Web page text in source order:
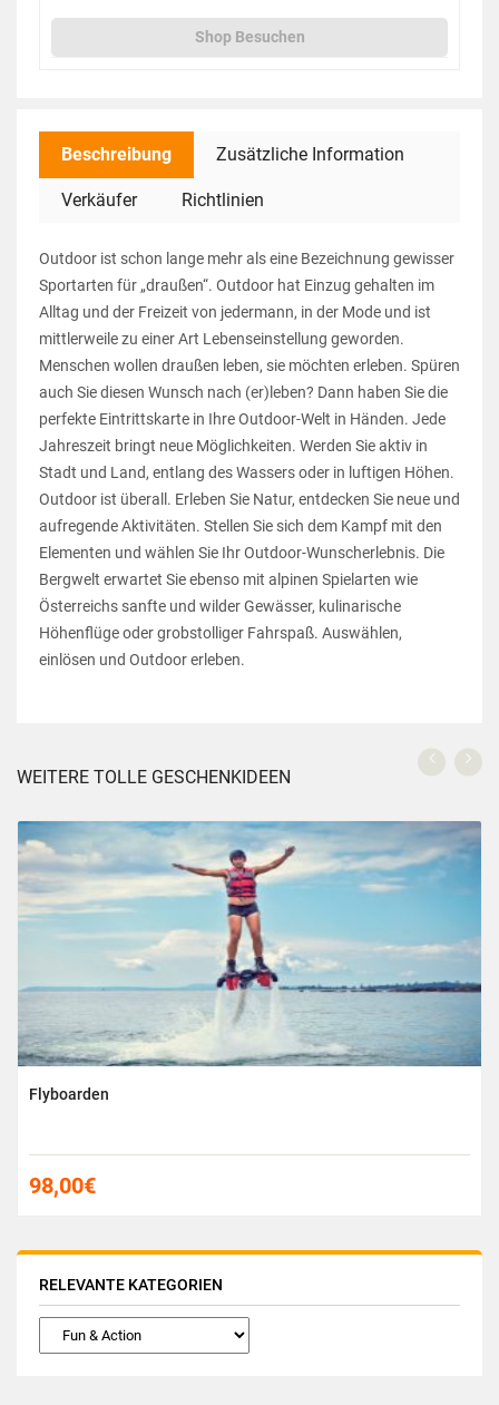
RELEVANTE KATEGORIEN
Shop Besuchen
Beschreibung Zusätzliche Information
Verkäufer Richtlinien
Outdoor ist schon lange mehr als eine Bezeichnung gewisser
Sportarten für „draußen“. Outdoor hat Einzug gehalten im
Alltag und der Freizeit von jedermann, in der Mode und ist
mittlerweile zu einer Art Lebenseinstellung geworden.
Menschen wollen draußen leben, sie möchten erleben. Spüren
auch Sie diesen Wunsch nach (er)leben? Dann haben Sie die
perfekte Eintrittskarte in Ihre Outdoor-Welt in Händen. Jede
Jahreszeit bringt neue Möglichkeiten. Werden Sie aktiv in
Stadt und Land, entlang des Wassers oder in luftigen Höhen.
Outdoor ist überall. Erleben Sie Natur, entdecken Sie neue und
aufregende Aktivitäten. Stellen Sie sich dem Kampf mit den
Elementen und wählen Sie Ihr Outdoor-Wunscherlebnis. Die
Bergwelt erwartet Sie ebenso mit alpinen Spielarten wie
Österreichs sanfte und wilder Gewässer, kulinarische
Höhenflüge oder grobstolliger Fahrspaß. Auswählen,
einlösen und Outdoor erleben.
WEITERE TOLLE GESCHENKIDEEN
Flyboarden
98,00€